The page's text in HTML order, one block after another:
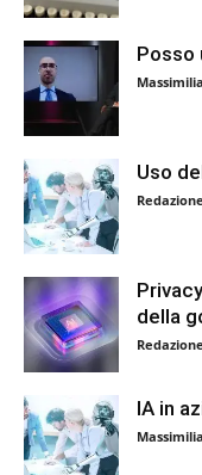
Posso
Uso
della
IA in